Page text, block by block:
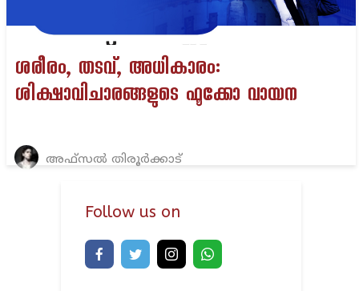
ശരീരം, തടവ്, അധികാരം:
ശിക്ഷാവിചാരങ്ങളുടെ ഫൂക്കോ വായന
അഫ്സൽ തിരൂർക്കാട്
Follow us on